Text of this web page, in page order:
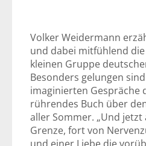
Volker Weidermann
und dabei mitfühlend
kleinen Gruppe
Besonders gelungen
imaginierten Gespräche
rührendes Buch über
aller Sommer. „Und jetzt
Grenze, fort von